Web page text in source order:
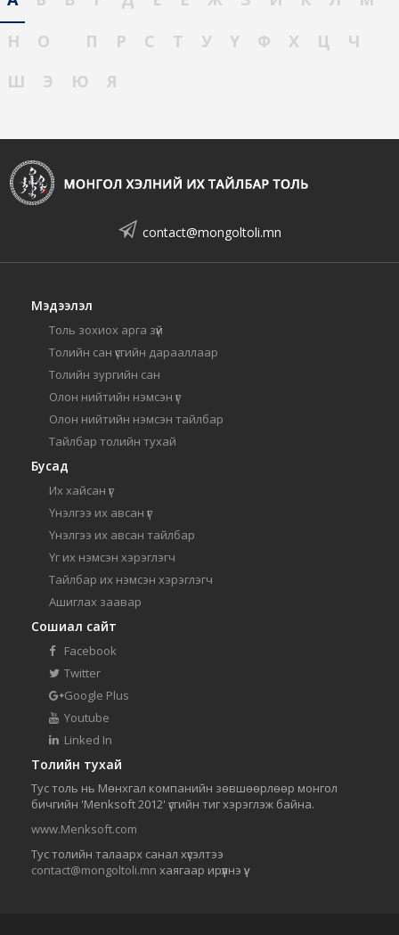
Н
О П Р С Т У Ү Ф Х Ц
Ч
Ш
Э Ю Я
contact@mongoltoli.mn
Мэдээлэл
Толь зохиох арга зүй
Толийн сан үсгийн дарааллаар
Толийн зургийн сан
Олон нийтийн нэмсэн үг
Олон нийтийн нэмсэн тайлбар
Тайлбар толийн тухай
Бусад
Их хайсан үг
Үнэлгээ их авсан үг
Үнэлгээ их авсан тайлбар
Үг их нэмсэн хэрэглэгч
Тайлбар их нэмсэн хэрэглэгч
Ашиглах заавар
Сошиал сайт
Facebook
Twitter
Google Plus
Youtube
Linked In
Толийн тухай
Тус толь нь Мөнхгал компанийн зөвшөөрлөөр монгол
бичгийн 'Menksoft 2012' үсгийн тиг хэрэглэж байна.
www.Menksoft.com
Тус толийн талаарх санал хүсэлтээ
contact@mongoltoli.mn хаягаар ирүүлнэ үү.